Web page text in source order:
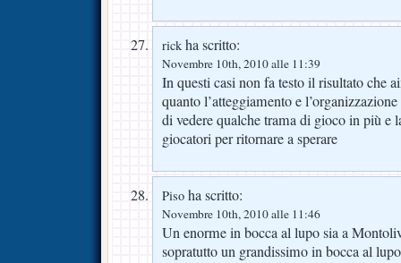
rick ha scritto:
Novembre 10th, 2010 alle 11:39
In questi casi non fa testo il risultato che
quanto l’atteggiamento e
di vedere qualche trama di gioco in più e
giocatori per ritornare a sperare
Piso ha scritto:
Novembre 10th, 2010 alle 11:46
Un enorme in bocca al lupo sia a
sopratutto un grandissimo in bocca al